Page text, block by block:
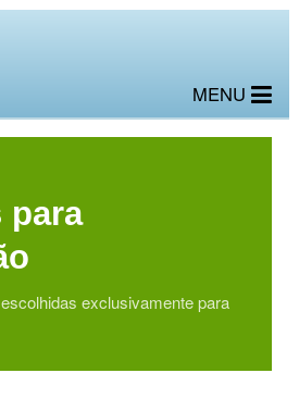
MENU
para
exclusivamente para